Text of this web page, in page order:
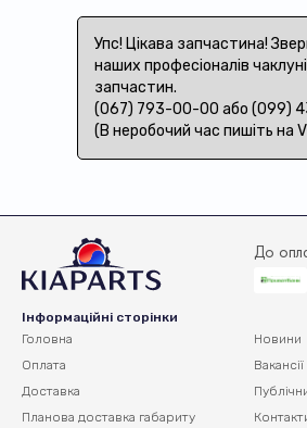
Упс! Цікава запчастина!
наших професіоналів
запчастин.
(067) 793-00-00 або (099)
(В неробочий час пишіть на
До
Інформаційні сторінки
Головна
Оплата
Доставка
Планова доставка габариту
Новини
Вакансії